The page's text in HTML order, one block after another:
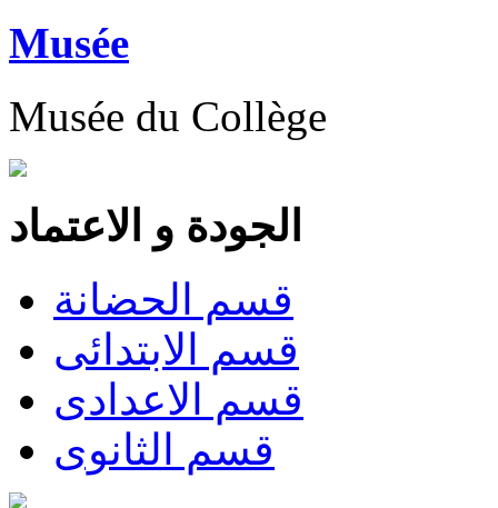
Musée
Musée du Collège
الجودة و الاعتماد
قسم الحضانة
قسم الابتدائى
قسم الاعدادى
قسم الثانوى